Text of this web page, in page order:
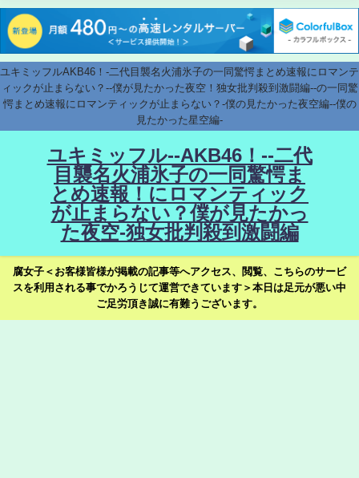
ユキミッフルAKB46！-二代目襲名火浦氷子の一同驚愕まとめ速報にロマンテ
ィックが止まらない？--僕が見たかった夜空！独女批判殺到激闘編--の一同驚
愕まとめ速報にロマンティックが止まらない？-僕の見たかった夜空編--僕の
見たかった星空編-
ユキミッフル--AKB46！--二代
目襲名火浦氷子の一同驚愕ま
とめ速報！にロマンティック
が止まらない？僕が見たかっ
た夜空-独女批判殺到激闘編
腐女子＜お客様皆様が掲載の記事等へアクセス、閲覧、こちらのサービ
スを利用される事でかろうじて運営できています＞本日は足元が悪い中
ご足労頂き誠に有難うございます。